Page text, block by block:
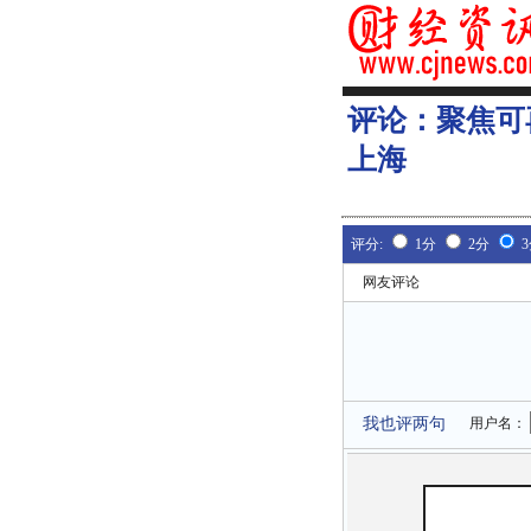
评论： 聚焦
上海
评分: 1分 2分
网友评论
我也评两句 用户名：